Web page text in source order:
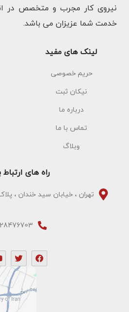
نیروی کار مجرب و متخصص در
خدمت شما عزیزان می باشد.
لینک های مفید
حریم خصوصی
نیکان ثبت
درباره ما
تماس با ما
وبلاگ
راه های ارتباط
تهران ، خیابان سید خندان ، پلاک ۱۲۹۱ واحد ۳ ثبت